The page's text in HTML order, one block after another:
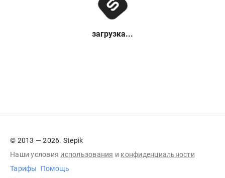
загрузка...
© 2013 — 2026. Stepik
Наши условия использования и конфиденциальности
Тарифы
Помощь